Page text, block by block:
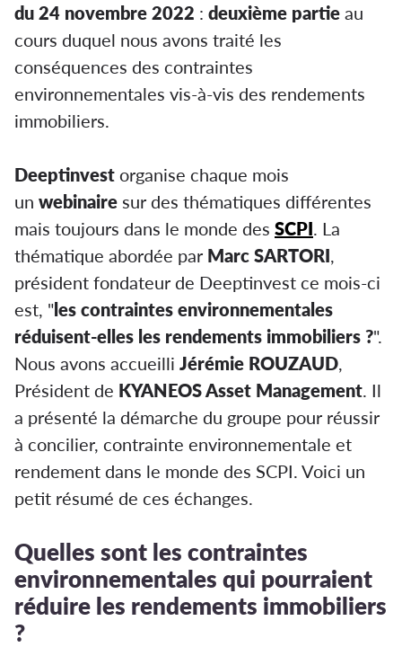
du 24 novembre 2022 : deuxième partie au
cours duquel nous avons traité les
conséquences des contraintes
environnementales vis-à-vis des rendements
immobiliers.
Deeptinvest organise chaque mois
un webinaire sur des thématiques différentes
mais toujours dans le monde des SCPI . La
thématique abordée par Marc SARTORI
président fondateur de Deeptinvest ce mois-ci
est, "les contraintes environnementales
réduisent-elles les rendements immobiliers ?".
Nous avons accueilli Jérémie ROUZAUD
Président de KYANEOS Asset Management . Il
a présenté la démarche du groupe pour réussir
à concilier, contrainte environnementale et
rendement dans le monde des SCPI. Voici un
petit résumé de ces échanges.
Quelles sont les contraintes
environnementales qui pourraient
réduire les rendements immobiliers
?